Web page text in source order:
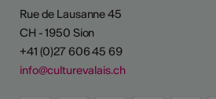
Rue de Lausanne 45
CH - 1950 Sion
+41 (0)27 606 45 69
info@culturevalais.ch